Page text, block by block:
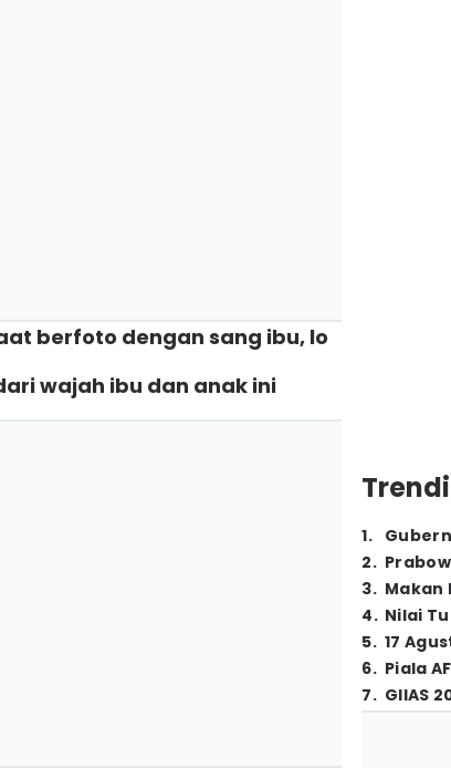
berfoto dengan sang ibu, lo
wajah ibu dan anak ini
1.
2.
3. Makan
4. Nilai
5. 17
6. Piala
7. GIIAS